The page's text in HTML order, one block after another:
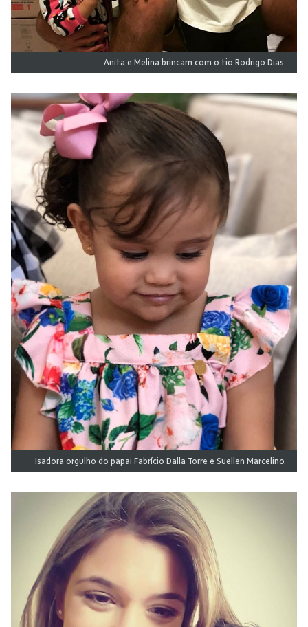
Anita e Melina brincam com o tio Rodrigo Dias.
Isadora orgulho do papai Fabrício Dalla Torre e Suellen Marcelino.